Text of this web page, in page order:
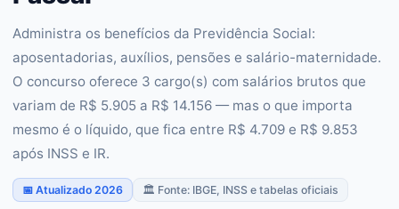
Administra os benefícios da Previdência Social:
aposentadorias, auxílios, pensões e salário-maternidade.
O concurso oferece 3 cargo(s) com salários brutos que
variam de R$ 5.905 a R$ 14.156 — mas o que importa
mesmo é o líquido, que fica entre R$ 4.709 e R$ 9.853
após INSS e IR.
📅 Atualizado 2026 🏛️ Fonte: IBGE, INSS e tabelas oficiais